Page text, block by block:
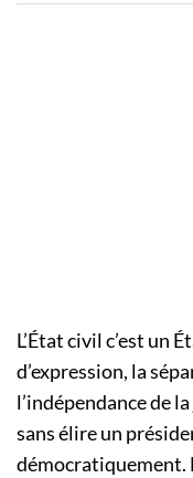
L’État civil c’est un
d’expression, la
l’indépendance de
sans élire un
démocratiquement.